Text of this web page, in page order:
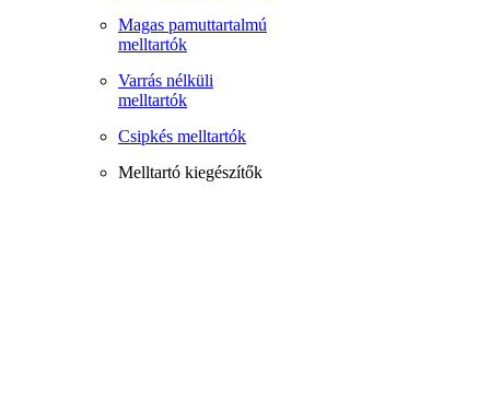
Magas pamuttartalmú
melltartók
Varrás nélküli
melltartók
Csipkés melltartók
Melltartó kiegészítők